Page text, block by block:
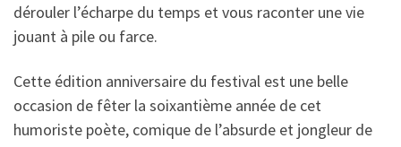
dérouler l’écharpe du temps et vous raconter une vie
jouant à pile ou farce.
Cette édition anniversaire du festival est une belle
occasion de fêter la soixantième année de cet
humoriste poète, comique de l’absurde et jongleur de